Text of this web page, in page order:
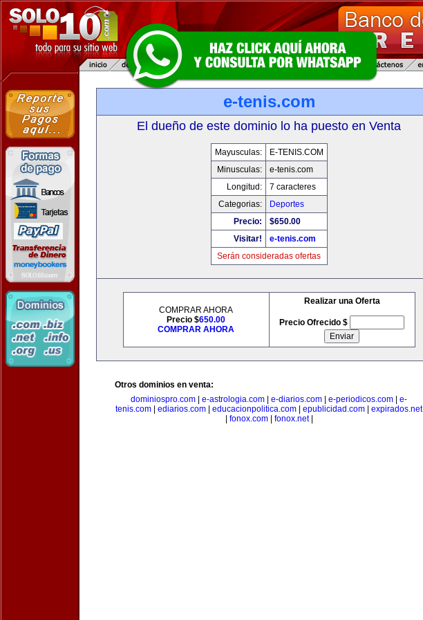
e-tenis.com
El dueño de este dominio lo ha puesto en Venta
Mayusculas:
E-TENIS.COM
Minusculas:
e-tenis.com
Longitud:
7 caracteres
Categorias:
Deportes
Precio:
$650.00
Visitar!
e-tenis.com
Serán consideradas ofertas
COMPRAR AHORA
Precio $650.00
COMPRAR AHORA
Realizar una Oferta
Precio Ofrecido $
Otros dominios en venta:
dominiospro.com
e-astrologia.com e-diarios.com e-periodicos.com
e-
tenis.com
ediarios.com educacionpolitica.com epublicidad.com
expirados.net
fonox.com| fonox.net|